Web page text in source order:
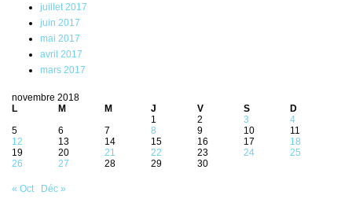
juillet 2017
juin 2017
mai 2017
avril 2017
mars 2017
novembre 2018
L
M M J V S
D
1
2 3
4
5
6 7 8 9 10
11
12
13 14 15 16 17
18
19
20 21 22 23 24
25
26
27 28 29 30
« Oct Déc »